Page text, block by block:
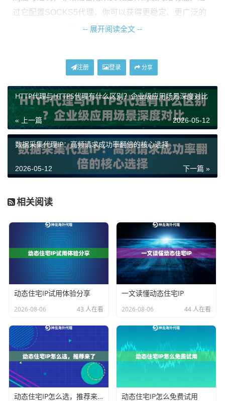
过它配置SOCKS5代理，你可以获得更稳定、更广泛的
应用支持。对于需要大量、稳定代理IP支持的业务，比
数据请求都通过纯净的代理IP发出，极大提高了工作效
率和数据可靠性。
准备工作：你需要些什么？
在开始动手之前，请确保你手头有以下几样东西。这不
是一个复杂的清单，但缺一不可。
一台刷好了OpenWrt系统的路由器：这是我们的操作平
台。市面上很多主流路由器型号都支持刷入OpenWrt，
够，毕竟它要处理全屋的网络流量。
可用的代理IP服务：
这是整个方案的核心。你需要一个
稳定、可靠的SOCKS5代理IP来源。这里推荐使用神龙
海外动态IP的服务。他们提供高带宽不限量的代理IP套
餐，非常适合这种需要路由器长期、稳定运行的场景。
你的代理IP信息：
服务器地址、端口、用户名和密码。请提前准备好，记
一台用于配置的电脑：通过网线连接到你的OpenWrt路
-- 展开阅读全文 --
注册 登录 分享
HTTP代理与HTTPS代理有什么区别？企业级应用场景深度对比
« 上一篇 2026-05-12
数据采集代理IP：高频请求成功率翻倍的核心选择
下一篇 »
2026-05-12
相关阅读
动态住宅IP试用体验分享
2026-08-06 43 人在看
一文读懂动态住宅IP
2026-08-06 44 人在看
动态住宅IP怎么选，推荐来了 动态住宅IP怎么免费试用